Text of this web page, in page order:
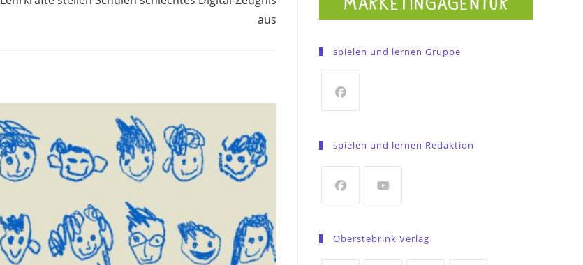
aus
spielen und lernen Gruppe
a
tab
spielen und lernen Redaktion
a
Oberstebrink Verlag